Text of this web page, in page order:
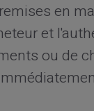
en
et
ou de